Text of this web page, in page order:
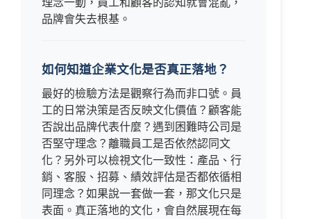
理念一動，員工和顧客的認知就會混亂，
品牌會失去根基。
如何知道企業文化是否真正落地？
最好的檢驗方法是觀察行為而非口號。員
工的日常決策是否反映文化價值？顧客能
否說出品牌代表什麼？遇到困難時公司是
否堅守理念？離職員工是否依然認同文
化？另外可以檢視文化一致性：產品、行
銷、客服、招募、績效評估是否都依循相
同理念？如果說一套做一套，那文化只是
表面。真正落地的文化，會自然展現在每